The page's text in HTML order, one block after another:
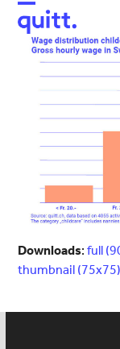
Open
mobile
menu
Close
mobile
menu
Downloads:full
thumbnail (75x75)